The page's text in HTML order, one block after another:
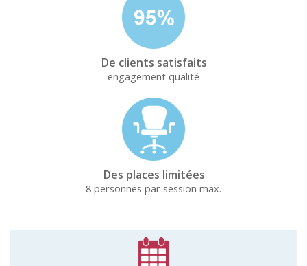
De clients satisfaits
engagement qualité
Des places limitées
8 personnes par session max.